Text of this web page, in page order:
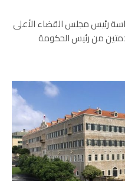
رئيس مجلس القضاء الأعلى
من رئيس الحكومة